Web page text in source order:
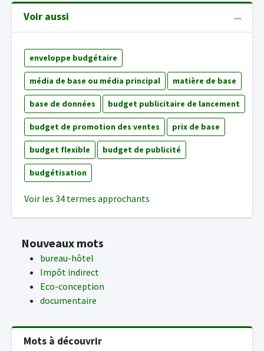
Voir aussi
enveloppe budgétaire
média de base ou média principal matière de base
base de données budget publicitaire de lancement
budget de promotion des ventes prix de base
budget flexible budget de publicité
budgétisation
Voir les 34 termes approchants
Nouveaux mots
bureau-hôtel
Impôt indirect
Eco-conception
documentaire
Mots à découvrir